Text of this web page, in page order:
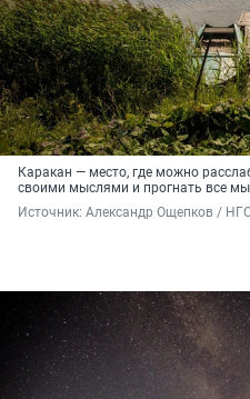
Каракан — место, где можно
своими мыслями и прогнать все
Источник: Александр Ощепков / НГС